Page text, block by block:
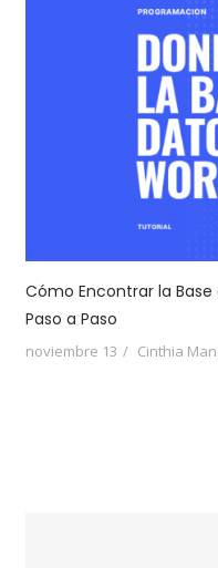
Cómo Encontrar la Base
Paso a Paso
noviembre 13 Cinthia